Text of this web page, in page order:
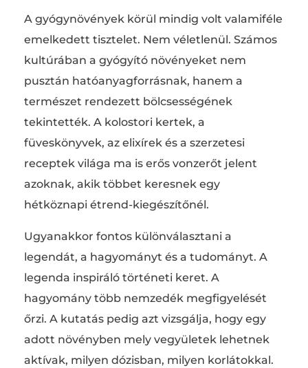
A gyógynövények körül mindig volt valamiféle
emelkedett tisztelet. Nem véletlenül. Számos
kultúrában a gyógyító növényeket nem
pusztán hatóanyagforrásnak, hanem a
természet rendezett bölcsességének
tekintették. A kolostori kertek, a
füveskönyvek, az elixírek és a szerzetesi
receptek világa ma is erős vonzerőt jelent
azoknak, akik többet keresnek egy
hétköznapi étrend-kiegészítőnél.
Ugyanakkor fontos különválasztani a
legendát, a hagyományt és a tudományt. A
legenda inspiráló történeti keret. A
hagyomány több nemzedék megfigyelését
őrzi. A kutatás pedig azt vizsgálja, hogy egy
adott növényben mely vegyületek lehetnek
aktívak, milyen dózisban, milyen korlátokkal.